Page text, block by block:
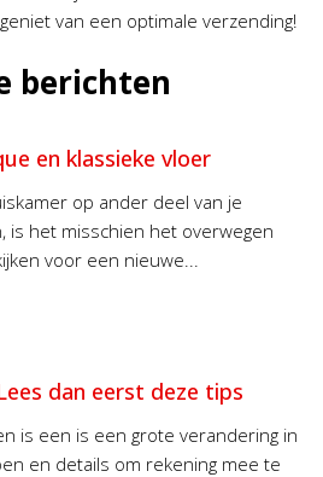
van een optimale verzending!
berichten
en klassieke vloer
op ander deel van je
is het misschien het overwegen
voor een nieuwe...
dan eerst deze tips
is een is een grote verandering in
en details om rekening mee te